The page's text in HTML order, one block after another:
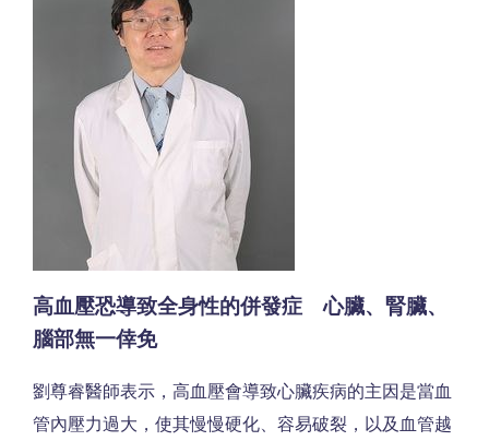
高血壓恐導致全身性的併發症 心臟、腎臟、
腦部無一倖免
劉尊睿醫師表示，高血壓會導致心臟疾病的主因是當血
管內壓力過大，使其慢慢硬化、容易破裂，以及血管越